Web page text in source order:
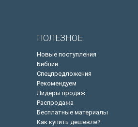
ПОЛЕЗНОЕ
Новые поступления
Библии
Спецпредложения
Рекомендуем
Лидеры продаж
Распродажа
Бесплатные материалы
Как купить дешевле?